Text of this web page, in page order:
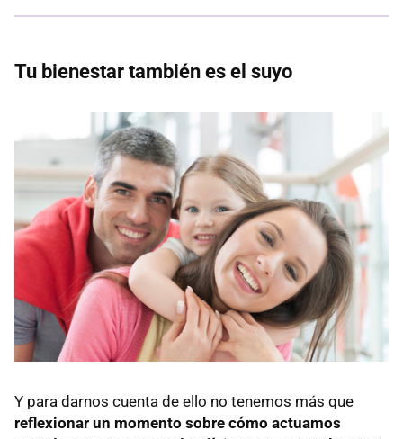
Tu bienestar también es el suyo
Y para darnos cuenta de ello no tenemos más que
reflexionar un momento sobre cómo actuamos